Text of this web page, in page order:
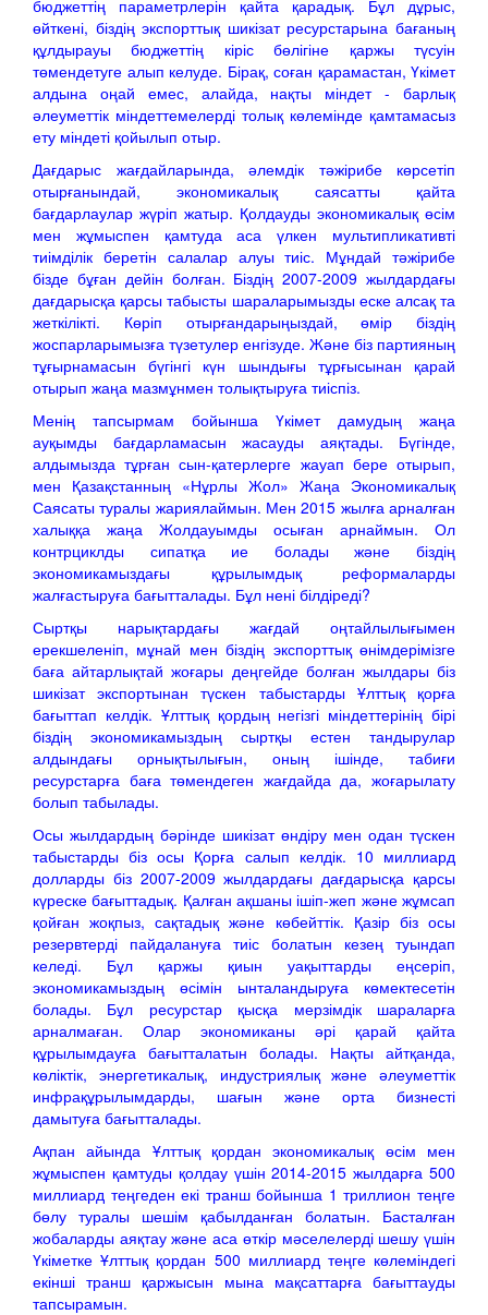
бюджеттің параметрлерін қайта қарадық. Бұл дұрыс,
өйткені, біздің экспорттық шикізат ресурстарына бағаның
құлдырауы бюджеттің кіріс бөлігіне қаржы түсуін
төмендетуге алып келуде. Бірақ, соған қарамастан, Үкімет
алдына оңай емес, алайда, нақты міндет - барлық
әлеуметтік міндеттемелерді толық көлемінде қамтамасыз
ету міндеті қойылып отыр.
Дағдарыс жағдайларында, әлемдік тәжірибе көрсетіп
отырғанындай, экономикалық саясатты қайта
бағдарлаулар жүріп жатыр. Қолдауды экономикалық өсім
мен жұмыспен қамтуда аса үлкен мультипликативті
тиімділік беретін салалар алуы тиіс. Мұндай тәжірибе
бізде бұған дейін болған. Біздің 2007-2009 жылдардағы
дағдарысқа қарсы табысты шараларымызды еске алсақ та
жеткілікті. Көріп отырғандарыңыздай, өмір біздің
жоспарларымызға түзетулер енгізуде. Және біз партияның
тұғырнамасын бүгінгі күн шындығы тұрғысынан қарай
отырып жаңа мазмұнмен толықтыруға тиіспіз.
Менің тапсырмам бойынша Үкімет дамудың жаңа
ауқымды бағдарламасын жасауды аяқтады. Бүгінде,
алдымызда тұрған сын-қатерлерге жауап бере отырып,
мен Қазақстанның «Нұрлы Жол» Жаңа Экономикалық
Саясаты туралы жариялаймын. Мен 2015 жылға арналған
халыққа жаңа Жолдауымды осыған арнаймын. Ол
контрциклды сипатқа ие болады және біздің
экономикамыздағы құрылымдық реформаларды
жалғастыруға бағытталады. Бұл нені білдіреді?
Сыртқы нарықтардағы жағдай оңтайлылығымен
ерекшеленіп, мұнай мен біздің экспорттық өнімдерімізге
баға айтарлықтай жоғары деңгейде болған жылдары біз
шикізат экспортынан түскен табыстарды Ұлттық қорға
бағыттап келдік. Ұлттық қордың негізгі міндеттерінің бірі
біздің экономикамыздың сыртқы естен тандырулар
алдындағы орнықтылығын, оның ішінде, табиғи
ресурстарға баға төмендеген жағдайда да, жоғарылату
болып табылады.
Осы жылдардың бәрінде шикізат өндіру мен одан түскен
табыстарды біз осы Қорға салып келдік. 10 миллиард
долларды біз 2007-2009 жылдардағы дағдарысқа қарсы
күреске бағыттадық. Қалған ақшаны ішіп-жеп және жұмсап
қойған жоқпыз, сақтадық және көбейттік. Қазір біз осы
резервтерді пайдалануға тиіс болатын кезең туындап
келеді. Бұл қаржы қиын уақыттарды еңсеріп,
экономикамыздың өсімін ынталандыруға көмектесетін
болады. Бұл ресурстар қысқа мерзімдік шараларға
арналмаған. Олар экономиканы әрі қарай қайта
құрылымдауға бағытталатын болады. Нақты айтқанда,
көліктік, энергетикалық, индустриялық және әлеуметтік
инфрақұрылымдарды, шағын және орта бизнесті
дамытуға бағытталады.
Ақпан айында Ұлттық қордан экономикалық өсім мен
жұмыспен қамтуды қолдау үшін 2014-2015 жылдарға 500
миллиард теңгеден екі транш бойынша 1 триллион теңге
бөлу туралы шешім қабылданған болатын. Басталған
жобаларды аяқтау және аса өткір мәселелерді шешу үшін
Үкіметке Ұлттық қордан 500 миллиард теңге көлеміндегі
екінші транш қаржысын мына мақсаттарға бағыттауды
тапсырамын.